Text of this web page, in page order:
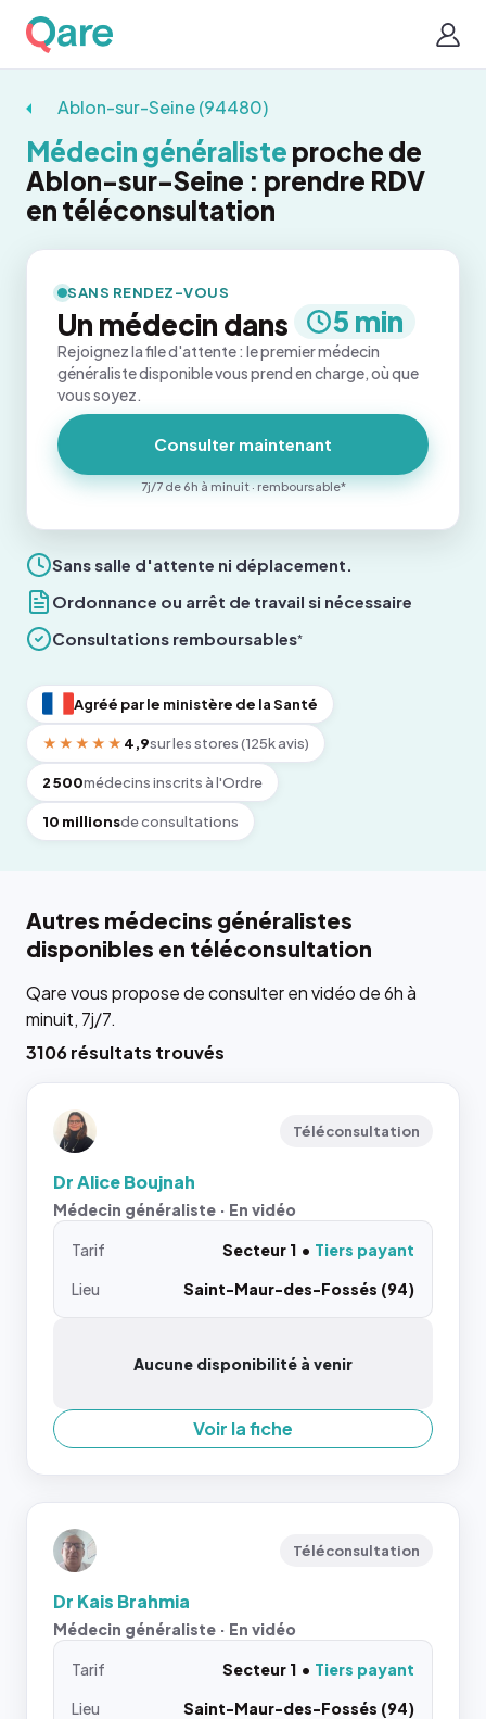
Ablon-sur-Seine (94480)
Médecin généraliste proche de
Ablon-sur-Seine : prendre RDV
en téléconsultation
Sans salle d'attente ni déplacement.
Ordonnance ou arrêt de travail si nécessaire
Consultations remboursables*
Agréé par le ministère de la Santé
★★★★★ 4,9sur les stores (125k avis)
2 500médecins inscrits à l'Ordre
10 millionsde consultations
SANS RENDEZ-VOUS
Un médecin dans 5 min
Rejoignez la file d'attente : le premier médecin
généraliste disponible vous prend en charge, où que
vous soyez.
Consulter maintenant
7j/7 de 6h à minuit · remboursable*
Autres médecins généralistes
disponibles en téléconsultation
Qare vous propose de consulter en vidéo de 6h à
minuit, 7j/7.
3106 résultats trouvés
Téléconsultation
Dr Alice Boujnah
Médecin généraliste · En vidéo
Tarif Secteur 1
Tiers payant
Lieu
Saint-Maur-des-Fossés (94)
Aucune disponibilité à venir
Voir la fiche
Téléconsultation
Dr Kais Brahmia
Médecin généraliste · En vidéo
Tarif Secteur 1
Tiers payant
Lieu
Saint-Maur-des-Fossés (94)